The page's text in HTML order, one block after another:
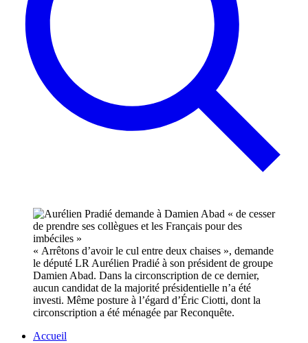
« Arrêtons d’avoir le cul entre deux chaises », demande
le député LR Aurélien Pradié à son président de groupe
Damien Abad. Dans la circonscription de ce dernier,
aucun candidat de la majorité présidentielle n’a été
investi. Même posture à l’égard d’Éric Ciotti, dont la
circonscription a été ménagée par Reconquête.
Accueil